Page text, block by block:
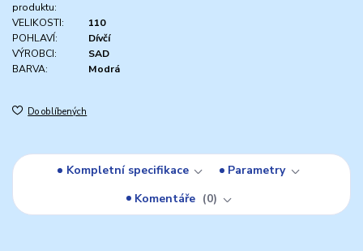
produktu:
VELIKOSTI:
110
POHLAVÍ:
Dívčí
VÝROBCI:
SAD
BARVA:
Modrá
Do oblíbených
Kompletní specifikace
Parametry
Komentáře
0